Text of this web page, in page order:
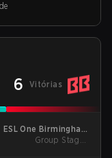
6 Vitórias
ESL One Birmingham
2026
Group Stage -